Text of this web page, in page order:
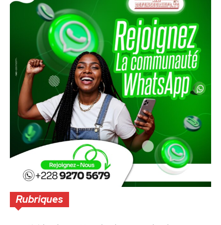
Rubriques